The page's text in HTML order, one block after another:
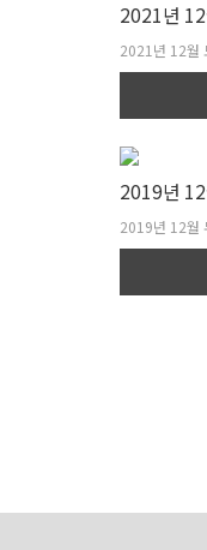
2021년 12
2021년 12월
2019년 12
2019년 12월